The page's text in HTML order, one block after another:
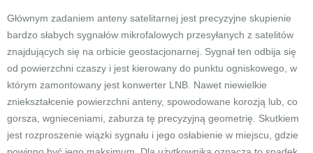
Głównym zadaniem anteny satelitarnej jest precyzyjne skupienie
bardzo słabych sygnałów mikrofalowych przesyłanych z satelitów
znajdujących się na orbicie geostacjonarnej. Sygnał ten odbija się
od powierzchni czaszy i jest kierowany do punktu ogniskowego, w
którym zamontowany jest konwerter LNB. Nawet niewielkie
zniekształcenie powierzchni anteny, spowodowane korozją lub, co
gorsza, wgnieceniami, zaburza tę precyzyjną geometrię. Skutkiem
jest rozproszenie wiązki sygnału i jego osłabienie w miejscu, gdzie